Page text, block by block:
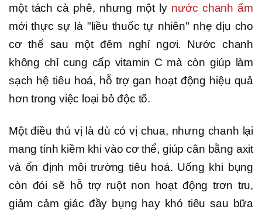
một tách cà phê, nhưng một ly nước chanh ấm
mới thực sự là "liều thuốc tự nhiên" nhẹ dịu cho
cơ thể sau một đêm nghỉ ngơi. Nước chanh
không chỉ cung cấp vitamin C mà còn giúp làm
sạch hệ tiêu hoá, hỗ trợ gan hoạt động hiệu quả
hơn trong việc loại bỏ độc tố.
Một điều thú vị là dù có vị chua, nhưng chanh lại
mang tính kiềm khi vào cơ thể, giúp cân bằng axit
và ổn định môi trường tiêu hoá. Uống khi bụng
còn đói sẽ hỗ trợ ruột non hoạt động trơn tru,
giảm cảm giác đầy bụng hay khó tiêu sau bữa